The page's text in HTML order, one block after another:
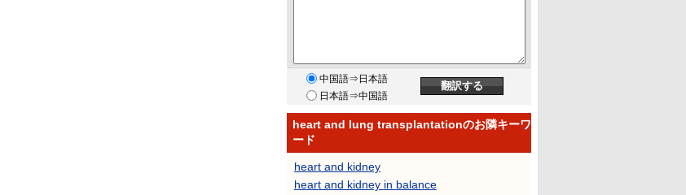
中国語⇒日本語
日本語⇒中国語
heart and lung transplantationのお隣キーワ
ード
heart and kidney
heart and kidney in balance